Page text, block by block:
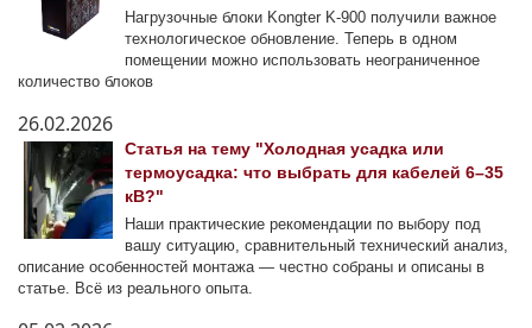
Нагрузочные блоки Kongter K-900 получили важное
технологическое обновление. Теперь в одном
помещении можно использовать неограниченное
количество блоков
26.02.2026
Статья на тему "Холодная усадка или
термоусадка: что выбрать для кабелей 6–35
кВ?"
Наши практические рекомендации по выбору под
вашу ситуацию, сравнительный технический анализ,
описание особенностей монтажа — честно собраны и описаны в
статье. Всё из реального опыта.